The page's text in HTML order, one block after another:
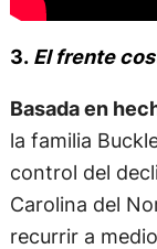
3. El frente
Basada en
la familia
control del
Carolina del
recurrir a